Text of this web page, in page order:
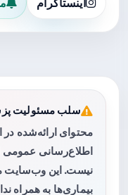
سلب مسئولیت
محتوای ارائه‌شده
اطلاع‌رسانی
نیست. این وب‌سایت
بیماری‌ها به همراه